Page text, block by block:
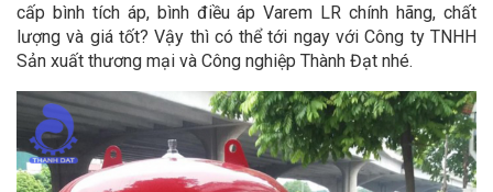
cấp bình tích áp, bình điều áp Varem LR chính hãng, chất
lượng và giá tốt? Vậy thì có thể tới ngay với Công ty TNHH
Sản xuất thương mại và Công nghiệp Thành Đạt nhé.